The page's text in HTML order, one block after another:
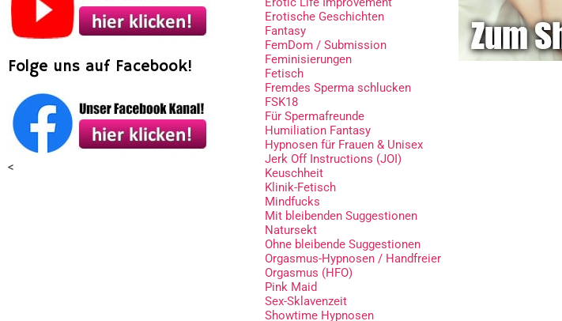
Folge uns auf Facebook!
<
Erotische Geschichten
Fantasy
FemDom / Submission
Feminisierungen
Fetisch
Fremdes Sperma schlucken
FSK18
Für Spermafreunde
Humiliation Fantasy
Hypnosen für Frauen & Unisex
Jerk Off Instructions (JOI)
Keuschheit
Klinik-Fetisch
Mindfucks
Mit bleibenden Suggestionen
Natursekt
Ohne bleibende Suggestionen
Orgasmus-Hypnosen / Handfreier
Orgasmus (HFO)
Pink Maid
Sex-Sklavenzeit
Showtime Hypnosen